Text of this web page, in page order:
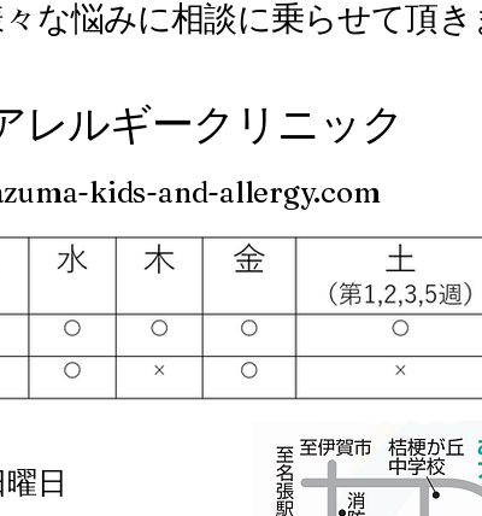
な悩みに相談に乗らせて頂
レルギークリニック
kids-and-allergy.com
日